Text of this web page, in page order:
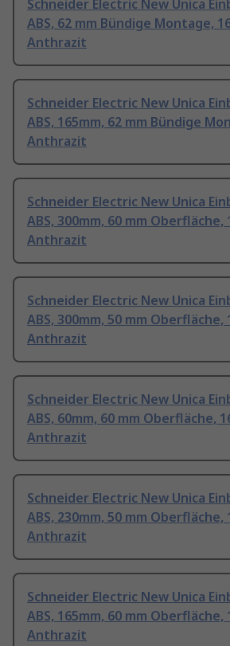
Schneider Electric New Unica
ABS, 62 mm Bündige Montage,
Anthrazit
Schneider Electric New Unica
ABS, 165mm, 62 mm Bündige
Anthrazit
Schneider Electric New Unica
ABS, 300mm, 60 mm Oberfläche,
Anthrazit
Schneider Electric New Unica
ABS, 300mm, 50 mm Oberfläche,
Anthrazit
Schneider Electric New Unica
ABS, 60mm, 60 mm Oberfläche,
Anthrazit
Schneider Electric New Unica
ABS, 230mm, 50 mm Oberfläche,
Anthrazit
Schneider Electric New Unica
ABS, 165mm, 60 mm Oberfläche,
Anthrazit